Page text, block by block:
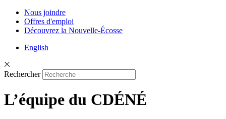
Nous joindre
Offres d'emploi
Découvrez la Nouvelle-Écosse
English
Rechercher
L’équipe du CDÉNÉ